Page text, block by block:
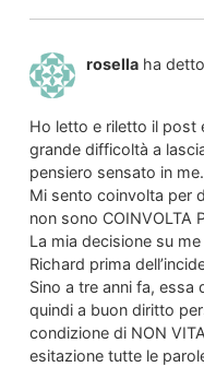
rosella ha
Ho letto e riletto il post
grande difficoltà a
pensiero sensato in me.
Mi sento coinvolta per
non sono COINVOLTA
La mia decisione su
Richard prima
Sino a tre anni fa, essa
quindi a buon diritto
condizione di NON
esitazione tutte le